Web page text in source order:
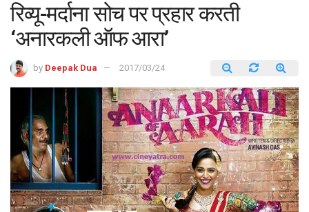
रिव्यू-मर्दाना सोच पर प्रहार करती
‘अनारकली ऑफ आरा’
by Deepak Dua 2017/03/24